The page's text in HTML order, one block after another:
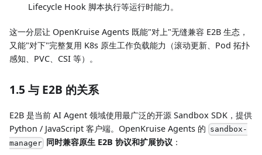
Lifecycle Hook 脚本执行等运行时能力。
这一分层让 OpenKruise Agents 既能"对上"无缝兼容 E2B 生态，
又能"对下"完整复用 K8s 原生工作负载能力（滚动更新、Pod 拓扑
感知、PVC、CSI 等）。
1.5 与 E2B 的关系
E2B 是当前 AI Agent 领域使用最广泛的开源 Sandbox SDK，提供
Python / JavaScript 客户端。OpenKruise Agents 的 sandbox-
manager 同时兼容原生 E2B 协议和扩展协议 ：